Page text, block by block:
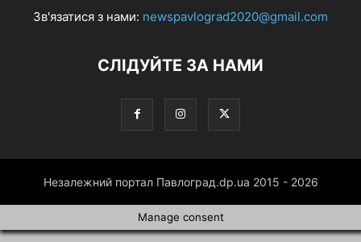
Зв'язатися з нами: newspavlograd2020@gmail.com
СЛІДУЙТЕ ЗА НАМИ
Незалежний портал Павлоград.dp.ua 2015 - 2026
Manage consent